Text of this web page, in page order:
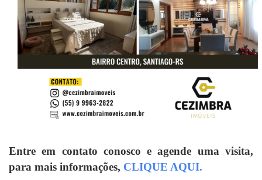
Entre em contato conosco e agende uma visita,
para mais informações, CLIQUE AQUI.